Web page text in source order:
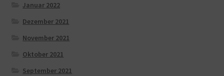
Januar 2022
Dezember 2021
November 2021
Oktober 2021
September 2021